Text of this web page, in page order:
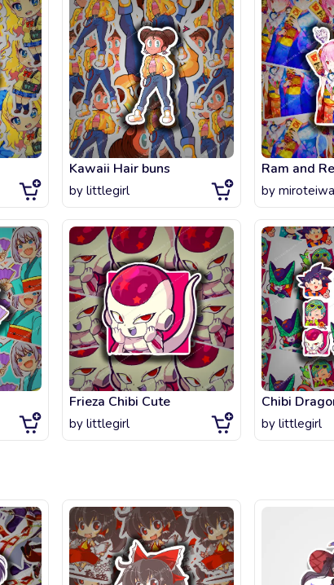
Kawaii Hair buns
by littlegirl
Frieza Chibi Cute
by littlegirl
by
by littlegirl